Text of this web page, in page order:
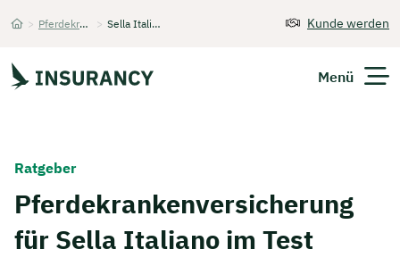
> Pferdekrankenversicherung > Sella Italiano im Test Kunde werden
Menü
Finanzen
Ratgeber
Pferdekrankenversicherung
für Sella Italiano im Test